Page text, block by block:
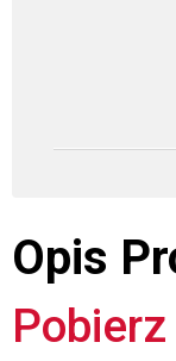
Opis